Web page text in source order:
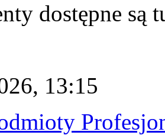
dostępne są
13:15